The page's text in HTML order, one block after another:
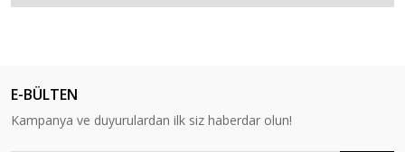
E-BÜLTEN
Kampanya ve duyurulardan ilk siz haberdar olun!